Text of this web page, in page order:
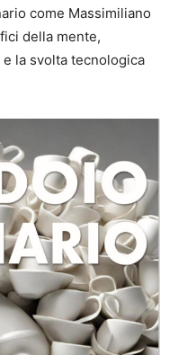
come Massimiliano
della mente,
la svolta tecnologica